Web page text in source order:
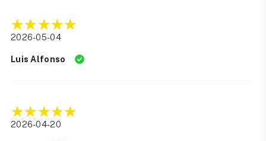
2026-05-04
Luis Alfonso
2026-04-20